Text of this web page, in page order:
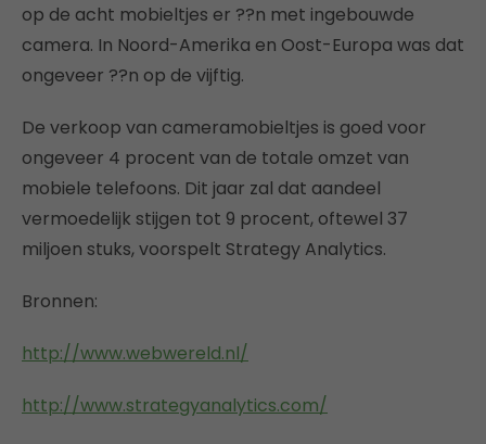
op de acht mobieltjes er ??n met ingebouwde
camera. In Noord-Amerika en Oost-Europa was dat
ongeveer ??n op de vijftig.
De verkoop van cameramobieltjes is goed voor
ongeveer 4 procent van de totale omzet van
mobiele telefoons. Dit jaar zal dat aandeel
vermoedelijk stijgen tot 9 procent, oftewel 37
miljoen stuks, voorspelt Strategy Analytics.
Bronnen:
http://www.webwereld.nl/
http://www.strategyanalytics.com/